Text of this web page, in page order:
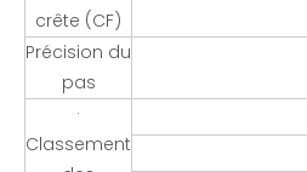
crête (CF)
Précision du
pas
·
Classement